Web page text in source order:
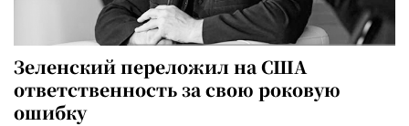
Зеленский переложил на США
ответственность за свою роковую
ошибку